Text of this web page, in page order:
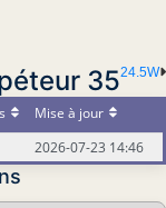
24.5W
35
Mise à jour
2026-07-23 14:46